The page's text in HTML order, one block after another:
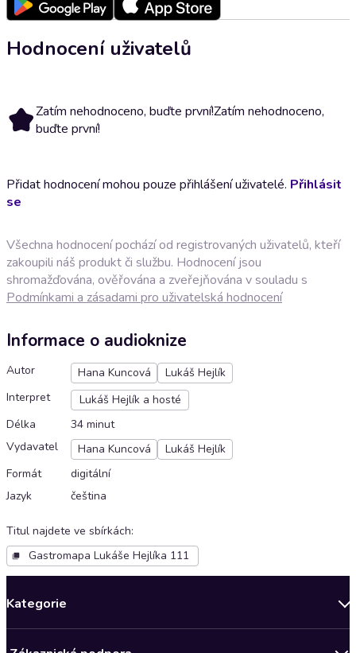
Hodnocení uživatelů
Zatím nehodnoceno, buďte první!Zatím nehodnoceno,
buďte první!
Přidat hodnocení mohou pouze přihlášení uživatelé. Přihlásit
se
Všechna hodnocení pochází od registrovaných uživatelů, kteří
zakoupili náš produkt či službu. Hodnocení jsou
shromažďována, ověřována a zveřejňována v souladu s
Podmínkami a zásadami pro uživatelská hodnocení
Informace o audioknize
Autor Hana Kuncová
Lukáš Hejlík
Interpret
Lukáš Hejlík a hosté
Délka
34 minut
Vydavatel
Hana Kuncová
Lukáš Hejlík
Formát
digitální
Jazyk
čeština
Titul najdete ve sbírkách:
Gastromapa Lukáše Hejlíka 111
Kategorie